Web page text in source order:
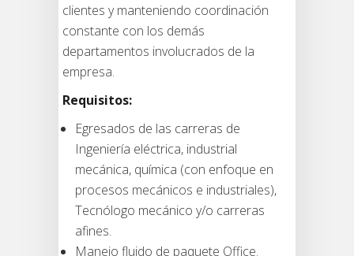
clientes y manteniendo coordinación
constante con los demás
departamentos involucrados de la
empresa.
Requisitos:
Egresados de las carreras de
Ingeniería eléctrica, industrial
mecánica, química (con enfoque en
procesos mecánicos e industriales),
Tecnólogo mecánico y/o carreras
afines.
Manejo fluido de paquete Office.